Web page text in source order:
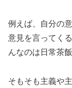
例えば、自分の
意見を言ってく
んなのは日常茶飯
そもそも主義や